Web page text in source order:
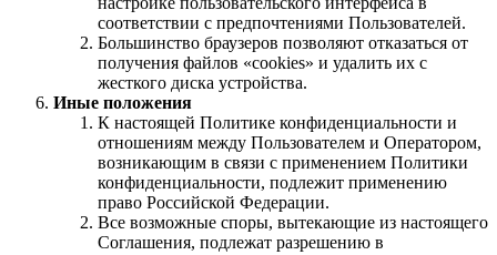
соответствии с предпочтениями Пользователей.
Большинство браузеров позволяют отказаться от
получения файлов «cookies» и удалить их с
жесткого диска устройства.
Иные положения
К настоящей Политике конфиденциальности и
отношениям между Пользователем и Оператором,
возникающим в связи с применением Политики
конфиденциальности, подлежит применению
право Российской Федерации.
Все возможные споры, вытекающие из настоящего
Соглашения, подлежат разрешению в